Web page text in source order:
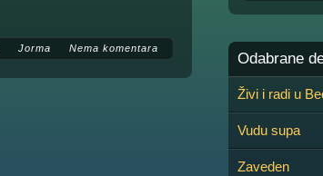
Jorma Nema komentara
Odabrane
Živi i radi u
Vudu supa
Zaveden